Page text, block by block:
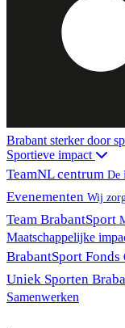
Brabant sterker door
Sportieve impact
TeamNL centrum De
Evenementen Wij
Team BrabantSport
Maatschappelijke
BrabantSport Fonds
Uniek Sporten
Samenwerken